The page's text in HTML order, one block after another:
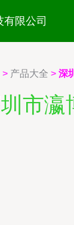
有限公司
> 产品大全 > 深
市瀛